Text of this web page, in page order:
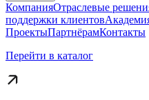
КомпанияОтраслевые
поддержки клиентов
ПроектыПартнёрамКонтакты
Перейти в каталог